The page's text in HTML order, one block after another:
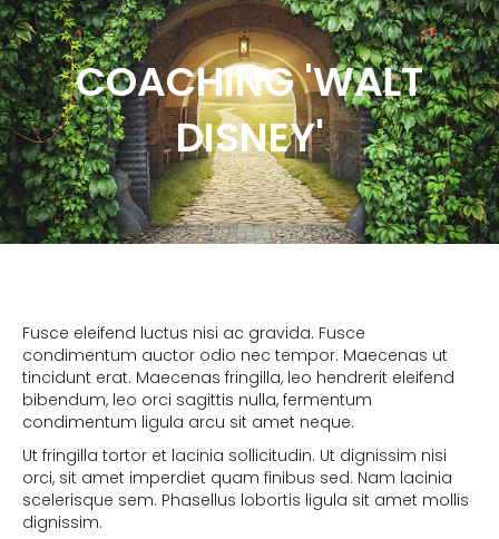
COACHING 'WALT
DISNEY'
Fusce eleifend luctus nisi ac gravida. Fusce
condimentum auctor odio nec tempor. Maecenas ut
tincidunt erat. Maecenas fringilla, leo hendrerit eleifend
bibendum, leo orci sagittis nulla, fermentum
condimentum ligula arcu sit amet neque.
Ut fringilla tortor et lacinia sollicitudin. Ut dignissim nisi
orci, sit amet imperdiet quam finibus sed. Nam lacinia
scelerisque sem. Phasellus lobortis ligula sit amet mollis
dignissim.